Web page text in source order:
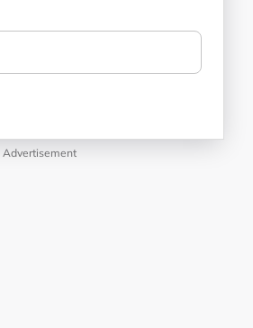
Advertisement